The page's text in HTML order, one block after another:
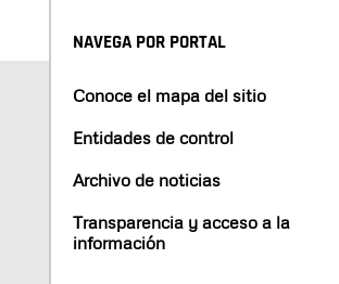
NAVEGA POR PORTAL
Conoce el mapa del sitio
Entidades de control
Archivo de noticias
Transparencia y acceso a la
información